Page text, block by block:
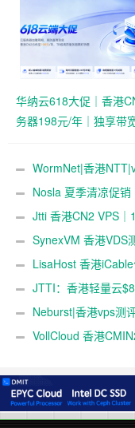
华纳云618大促｜香港
务器198元/年｜独享带
WormNet|香港
飞|部分地区移动直连
Nosla 夏季清凉促
宽 | 259元/年起
Jtti 香港CN2 VPS
年 SynexVM 香港VDS
限流量@1Gbps 月付
LisaHost 香港
￥79JTTI：香港轻量云
@1500G流量，终身循
Neburst|香港vps测
带宽|解锁奈飞
VollCloud 香港